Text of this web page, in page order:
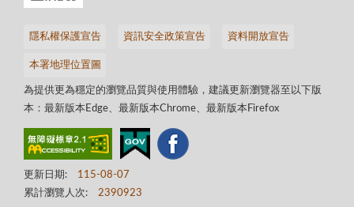
隱私權保護宣告 資訊安全政策宣告 資料開放宣告
本署地理位置圖
為提供更為穩定的瀏覽品質與使用體驗，建議更新瀏覽器至以下版
本：最新版本Edge、最新版本Chrome、最新版本Firefox
更新日期:
115-08-07
累計瀏覽人次:
2390923